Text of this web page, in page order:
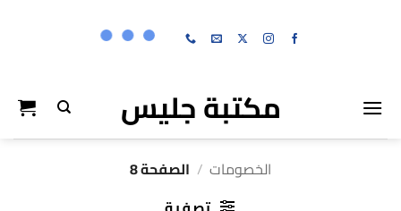
مكتبة جليس
الخصومات / الصفحة 8